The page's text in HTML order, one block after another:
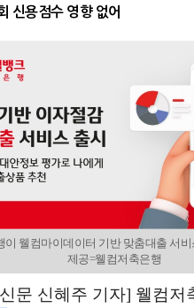
신용점수 영향 없어
이 웰컴마이데이터 기반 맞춤대출 서
제공=웰컴저축은행
문 신혜주 기자] 웰컴저